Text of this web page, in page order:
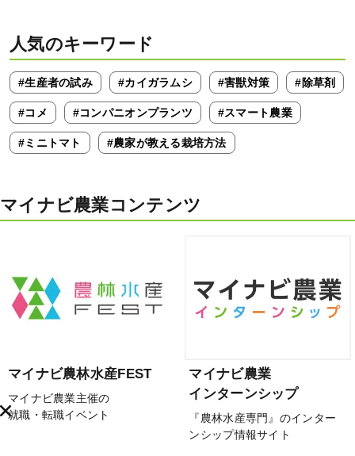
人気のキーワード
#生産者の試み #カイガラムシ #害獣対策 #除草剤
#コメ #コンパニオンプランツ #スマート農業
#ミニトマト #農家が教える栽培方法
マイナビ農業コンテンツ
マイナビ農林水産FEST
マイナビ農業主催の
就職・転職イベント
マイナビ農業
インターンシップ
『農林水産専門』のインター
ンシップ情報サイト